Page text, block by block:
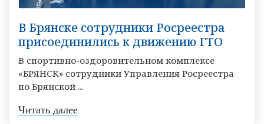
В Брянске сотрудники Росреестра
присоединились к движению ГТО
В спортивно-оздоровительном комплексе
«БРЯНСК» сотрудники Управления Росреестра
по Брянской ...
Читать далее